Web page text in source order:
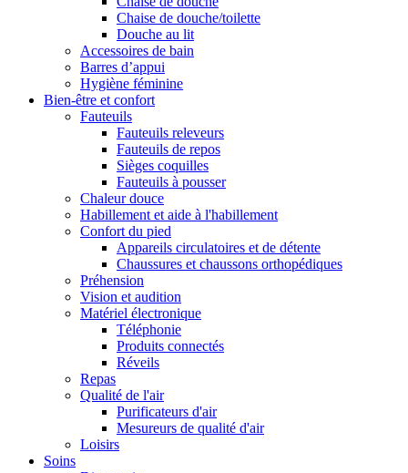
Chaise de douche/toilette
Douche au lit
Accessoires de bain
Barres d’appui
Hygiène féminine
Bien-être et confort
Fauteuils
Fauteuils releveurs
Fauteuils de repos
Sièges coquilles
Fauteuils à pousser
Chaleur douce
Habillement et aide à l'habillement
Confort du pied
Appareils circulatoires et de détente
Chaussures et chaussons orthopédiques
Préhension
Vision et audition
Matériel électronique
Téléphonie
Produits connectés
Réveils
Repas
Qualité de l'air
Purificateurs d'air
Mesureurs de qualité d'air
Loisirs
Soins